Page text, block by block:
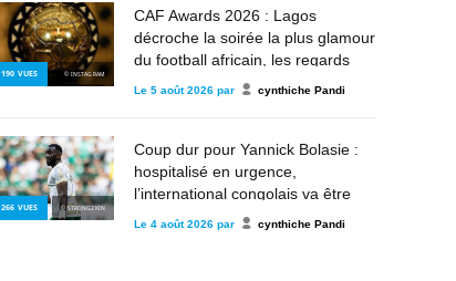
190 VUES © INSTAGRAM
CAF Awards 2026 : Lagos
décroche la soirée la plus glamour
du football africain, les regards
déjà tournés vers les futurs rois du
Le 5 août 2026 par cynthiche Pandi
266 VUES © STRONG2KIN
Coup dur pour Yannick Bolasie :
hospitalisé en urgence,
l’international congolais va être
opéré au Brésil
Le 4 août 2026 par cynthiche Pandi